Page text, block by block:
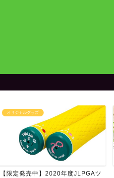
オリジナルグッズ
【限定発売中】2020年度JLPGAツ